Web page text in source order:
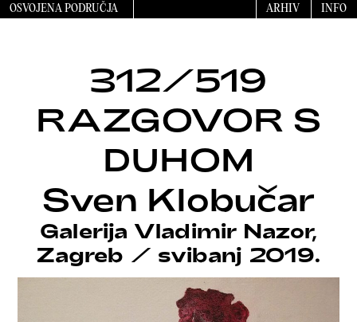
OSVOJENA PODRUČJA ARHIV INFO
312/519
RAZGOVOR S
DUHOM
Sven Klobučar
Galerija Vladimir Nazor,
Zagreb / svibanj 2019.